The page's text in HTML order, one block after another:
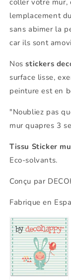
coller votre mur,
lemplacement
sans abimer la
car ils sont
Nosstickers
surface lisse,
peinture est en
"Noubliez pas
mur quapres 3
Tissu Sticker
Eco-solvants.
Conçu par
Fabrique en